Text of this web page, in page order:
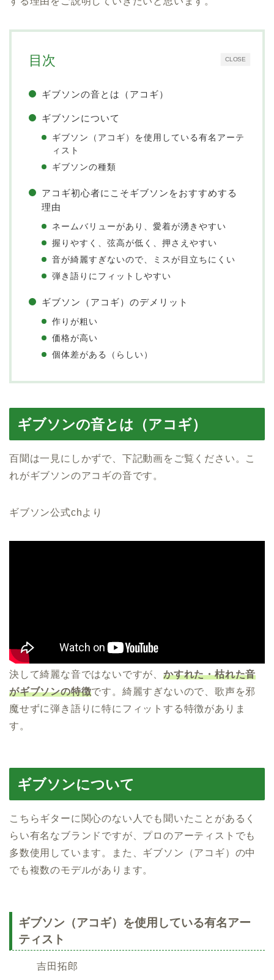
CLOSE
目次
ギブソンの音とは（アコギ）
ギブソンについて
ギブソン（アコギ）を使用している有名アーテ
ィスト
ギブソンの種類
アコギ初心者にこそギブソンをおすすめする
理由
ネームバリューがあり、愛着が湧きやすい
握りやすく、弦高が低く、押さえやすい
音が綺麗すぎないので、ミスが目立ちにくい
弾き語りにフィットしやすい
ギブソン（アコギ）のデメリット
作りが粗い
価格が高い
個体差がある（らしい）
ギブソンの音とは（アコギ）
百聞は一見にしかずで、下記動画をご覧ください。こ
れがギブソンのアコギの音です。
ギブソン公式chより
決して綺麗な音ではないですが、 かすれた・枯れた音
がギブソンの特徴です。綺麗すぎないので、歌声を邪
魔せずに弾き語りに特にフィットする特徴がありま
す。
ギブソンについて
こちらギターに関心のない人でも聞いたことがあるく
らい有名なブランドですが、プロのアーティストでも
多数使用しています。また、ギブソン（アコギ）の中
でも複数のモデルがあります。
ギブソン（アコギ）を使用している有名アー
ティスト
吉田拓郎